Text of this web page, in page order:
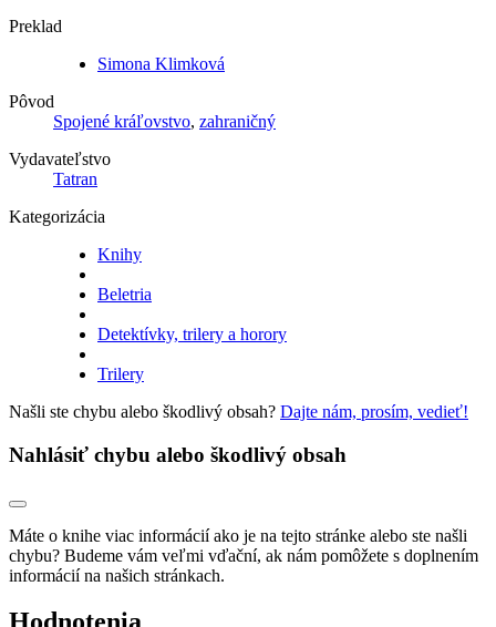
Preklad
Simona Klimková
Pôvod
Spojené kráľovstvo, zahraničný
Vydavateľstvo
Tatran
Kategorizácia
Knihy
Beletria
Detektívky, trilery a horory
Trilery
Našli ste chybu alebo škodlivý obsah? Dajte nám, prosím, vedieť!
Nahlásiť chybu alebo škodlivý obsah
Máte o knihe viac informácií ako je na tejto stránke alebo ste našli
chybu? Budeme vám veľmi vďační, ak nám pomôžete s doplnením
informácií na našich stránkach.